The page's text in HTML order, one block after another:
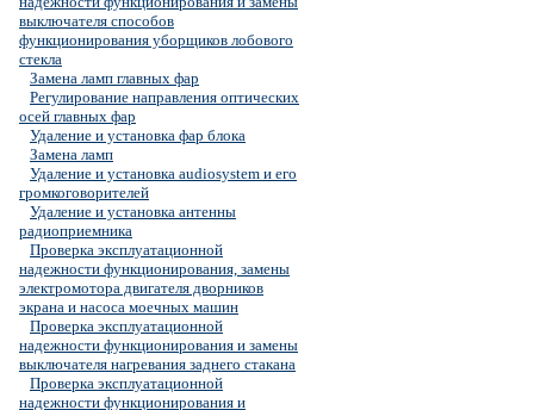
выключателя способов
функционирования уборщиков лобового
стекла
Замена ламп главных фар
Регулирование направления оптических
осей главных фар
Удаление и установка фар блока
Замена ламп
Удаление и установка audiosystem и его
громкоговорителей
Удаление и установка антенны
радиоприемника
Проверка эксплуатационной
надежности функционирования, замены
электромотора двигателя дворников
экрана и насоса моечных машин
Проверка эксплуатационной
надежности функционирования и замены
выключателя нагревания заднего стакана
Проверка эксплуатационной
надежности функционирования и